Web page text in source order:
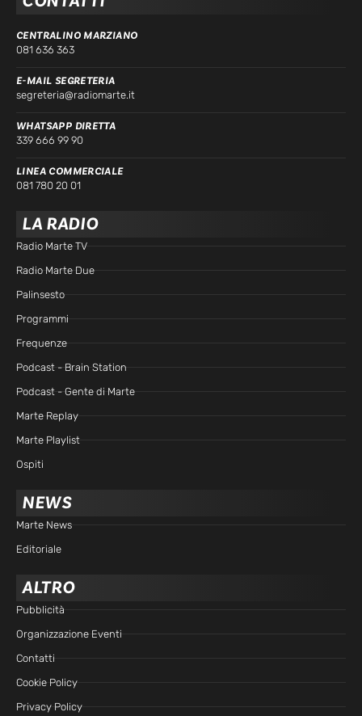
CENTRALINO MARZIANO
081 636 363
E-MAIL SEGRETERIA
segreteria@radiomarte.it
WHATSAPP DIRETTA
339 666 99 90
LINEA COMMERCIALE
081 780 20 01
LA RADIO
Radio Marte TV
Radio Marte Due
Palinsesto
Programmi
Frequenze
Podcast - Brain Station
Podcast - Gente di Marte
Marte Replay
Marte Playlist
Ospiti
NEWS
Marte News
Editoriale
ALTRO
Pubblicità
Organizzazione Eventi
Contatti
Cookie Policy
Privacy Policy